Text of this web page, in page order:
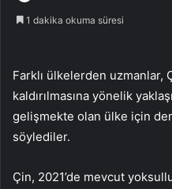
1 dakika okuma süresi
Farklı ülkelerden uzmanlar,
kaldırılmasına yönelik
gelişmekte olan ülke için
söylediler.
Çin, 2021’de mevcut